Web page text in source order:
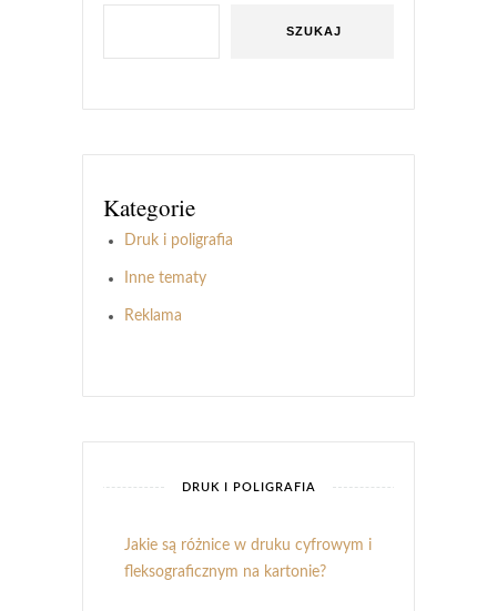
SZUKAJ
Kategorie
Druk i poligrafia
Inne tematy
Reklama
DRUK I POLIGRAFIA
Jakie są różnice w druku cyfrowym i
fleksograficznym na kartonie?